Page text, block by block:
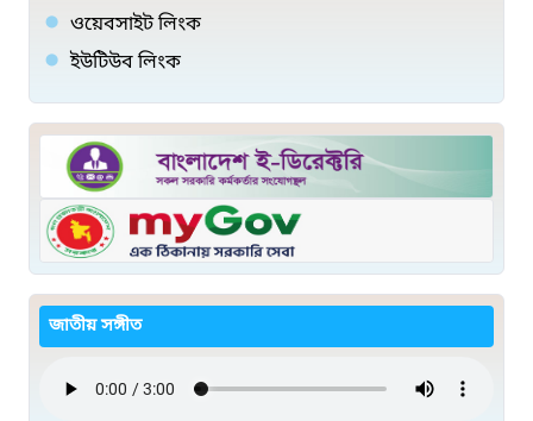
ওয়েবসাইট লিংক
ইউটিউব লিংক
জাতীয় সঙ্গীত